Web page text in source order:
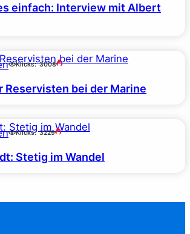
einfach: Interview mit Albert
Klicks: 3008
Reservisten bei der Marine
Klicks: 3229
Stetig im Wandel